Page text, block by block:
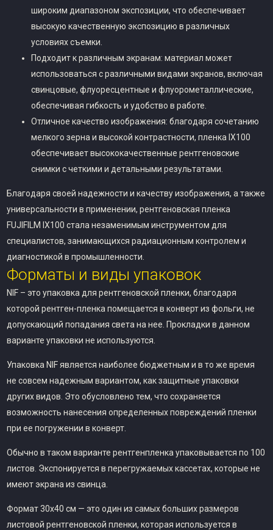
широким диапазоном экспозиции, что обеспечивает
высокую качественную экспозицию в различных
условиях съемки.
Подходит к различным экранам: материал может
использоваться с различными видами экранов, включая
свинцовые, флуоресцентные и флуорометаллические,
обеспечивая гибкость и удобство в работе.
Отличное качество изображения: благодаря сочетанию
мелкого зерна и высокой контрастности, пленка IX100
обеспечивает высококачественные рентгеновские
снимки с четкими и детальными результатами.
Благодаря своей надежности и качеству изображения, а также
универсальности в применении, рентгеновская пленка
FUJIFILM IX100 стала незаменимым инструментом для
специалистов, занимающихся радиационным контролем и
диагностикой в промышленности.
Форматы и виды упаковок
NIF – это упаковка для рентгеновской пленки, благодаря
которой рентген-пленка помещается в конверт из фольги, не
допускающий попадания света на нее. Прокладки в данном
варианте упаковки не используются.
Упаковка NIF является наиболее бюджетным и в то же время
не совсем надежным вариантом, как защитные упаковки
других видов. Это обусловлено тем, что сохраняется
возможность нанесения определенных повреждений пленки
при ее погружении в конверт.
Обычно в таком варианте рентгенпленка упаковывается по 100
листов. Экспонируется в перегружаемых кассетах, которые не
имеют экрана из свинца.
Формат 30х40 см — это один из самых больших размеров
листовой рентгеновской пленки, которая используется в